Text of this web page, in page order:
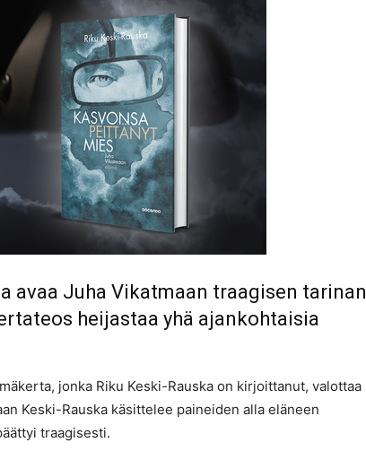
avaa Juha Vikatmaan traagisen tarinan
heijastaa yhä ajankohtaisia
jonka Riku Keski-Rauska on kirjoittanut, valottaa
Keski-Rauska käsittelee paineiden alla eläneen
traagisesti.